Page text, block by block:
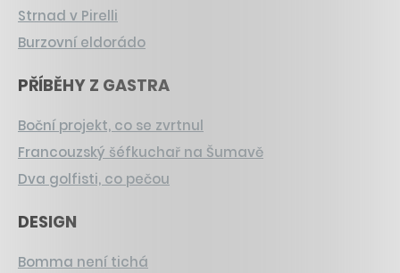
Strnad v Pirelli
Burzovní eldorádo
PŘÍBĚHY Z GASTRA
Boční projekt, co se zvrtnul
Francouzský šéfkuchař na Šumavě
Dva golfisti, co pečou
DESIGN
Bomma není tichá